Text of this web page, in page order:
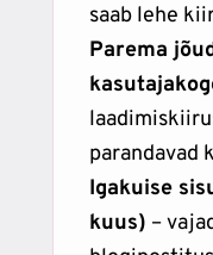
saab lehe
Parema
parandavad
Igakuise
kuus) –